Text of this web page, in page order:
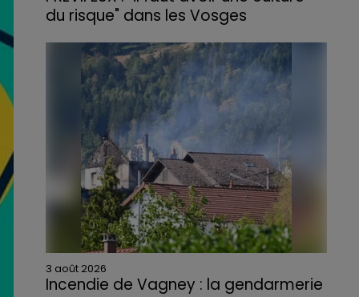
du risque" dans les Vosges
3 août 2026
Incendie de Vagney : la gendarmerie